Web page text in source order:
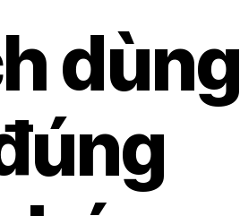
dùng